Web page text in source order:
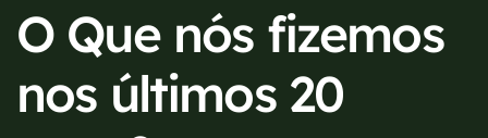
O Que nós fizemos
nos últimos 20